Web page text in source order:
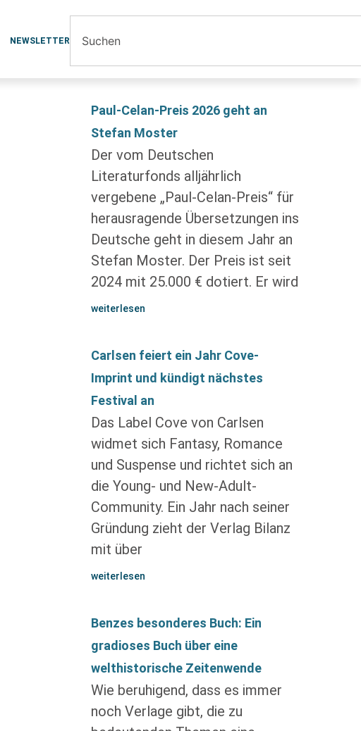
NEWSLETTER
Paul-Celan-Preis 2026 geht an
Stefan Moster
Der vom Deutschen
Literaturfonds alljährlich
vergebene „Paul-Celan-Preis“ für
herausragende Übersetzungen ins
Deutsche geht in diesem Jahr an
Stefan Moster. Der Preis ist seit
2024 mit 25.000 € dotiert. Er wird
weiterlesen
Carlsen feiert ein Jahr Cove-
Imprint und kündigt nächstes
Festival an
Das Label Cove von Carlsen
widmet sich Fantasy, Romance
und Suspense und richtet sich an
die Young- und New-Adult-
Community. Ein Jahr nach seiner
Gründung zieht der Verlag Bilanz
mit über
weiterlesen
Benzes besonderes Buch: Ein
gradioses Buch über eine
welthistorische Zeitenwende
Wie beruhigend, dass es immer
noch Verlage gibt, die zu